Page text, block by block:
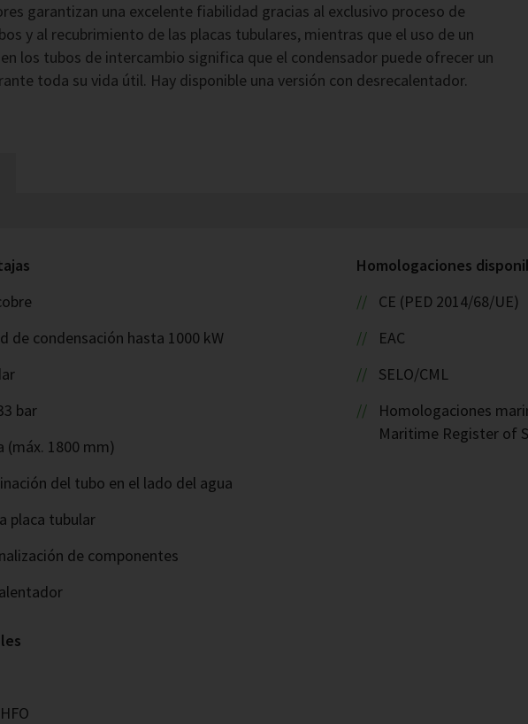
garantizan una excelente fiabilidad gracias al exclusivo proceso de
y al recubrimiento de las placas tubulares, mientras que el uso de un
los tubos de intercambio significa que el condensador puede ofrecer un
toda su vida útil. Hay disponible una versión con desrecalentador.
de condensación hasta 1000 kW
bar
1800 mm)
del tubo en el lado del agua
placa tubular
de componentes
Homologaciones
CE (PED 2014/68/UE)
EAC
SELO/CML
Homologaciones
Maritime Register of